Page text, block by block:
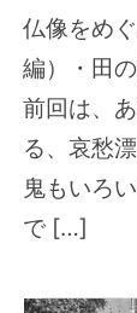
仏像をめ
編）・田
前回は、
る、哀愁
鬼もいろ
で […]